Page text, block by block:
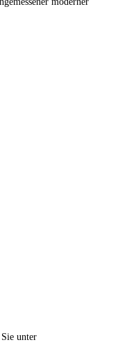
unter